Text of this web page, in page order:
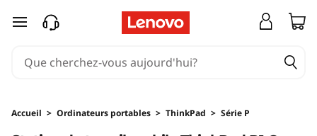
Accueil > Ordinateurs portables > ThinkPad > Série P